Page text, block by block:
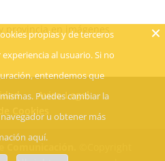
provincia en imágenes
Aviso Legal
Cookies
Comunicación.
propias y de terceros
al usuario. Si no
entendemos que
Puedes cambiar la
u obtener más
aquí.